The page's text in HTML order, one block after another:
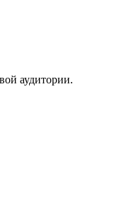
аудитории.